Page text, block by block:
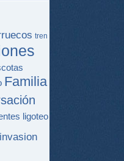
tren
Familia
ligoteo
invasion